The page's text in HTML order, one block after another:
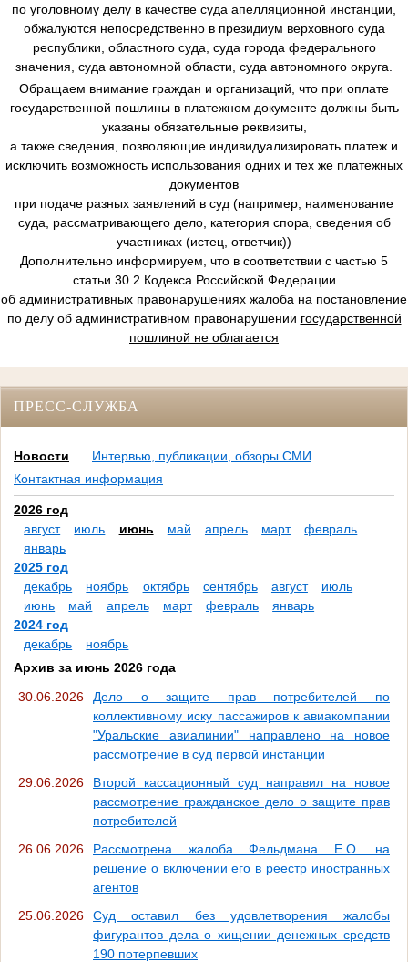
по уголовному делу в качестве суда апелляционной инстанции,
обжалуются непосредственно в президиум верховного суда
республики, областного суда, суда города федерального
значения, суда автономной области, суда автономного округа.
Обращаем внимание граждан и организаций, что при оплате
государственной пошлины в платежном документе должны быть
указаны обязательные реквизиты,
а также сведения, позволяющие индивидуализировать платеж и
исключить возможность использования одних и тех же платежных
документов
при подаче разных заявлений в суд (например, наименование
суда, рассматривающего дело, категория спора, сведения об
участниках (истец, ответчик))
Дополнительно информируем, что в соответствии с частью 5
статьи 30.2 Кодекса Российской Федерации
об административных правонарушениях жалоба на постановление
по делу об административном правонарушении государственной
пошлиной не облагается
ПРЕСС-СЛУЖБА
Новости
Интервью, публикации, обзоры СМИ
Контактная информация
2026 год
август
июль июнь май апрель март
февраль
январь
2025 год
декабрь
ноябрь октябрь сентябрь август
июль
июнь
май апрель март февраль
январь
2024 год
декабрь
ноябрь
Архив за июнь 2026 года
30.06.2026
Дело о защите прав потребителей по
коллективному иску пассажиров к авиакомпании
"Уральские авиалинии" направлено на новое
рассмотрение в суд первой инстанции
29.06.2026
Второй кассационный суд направил на новое
рассмотрение гражданское дело о защите прав
потребителей
26.06.2026
Рассмотрена жалоба Фельдмана Е.О. на
решение о включении его в реестр иностранных
агентов
25.06.2026
Суд оставил без удовлетворения жалобы
фигурантов дела о хищении денежных средств
190 потерпевших